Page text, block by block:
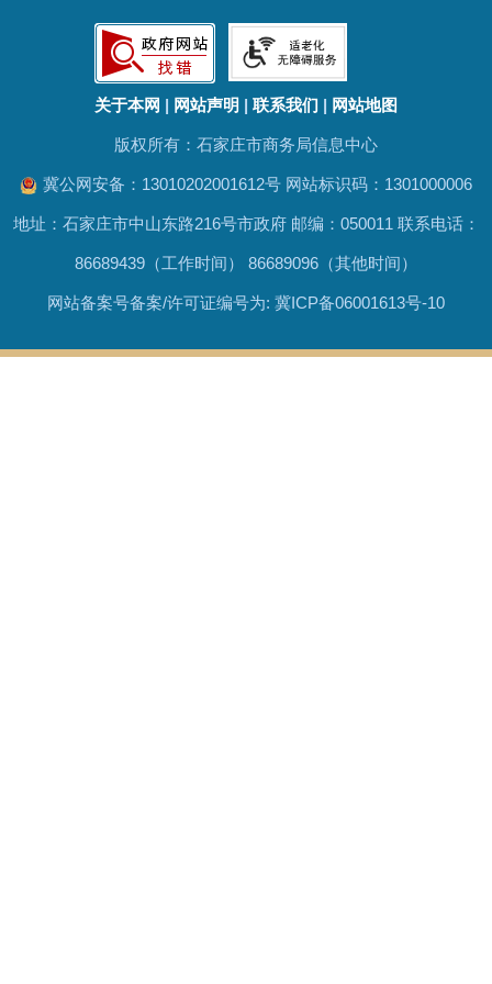
关于本网 | 网站声明 | 联系我们 | 网站地图
版权所有：石家庄市商务局信息中心
冀公网安备： 13010202001612号 网站标识码：1301000006
地址：石家庄市中山东路216号市政府 邮编：050011 联系电话：
86689439（工作时间） 86689096（其他时间）
网站备案号备案/许可证编号为: 冀ICP备06001613号-10